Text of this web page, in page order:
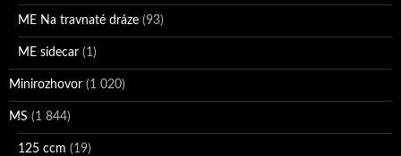
ME Na travnaté dráze (93)
ME sidecar (1)
Minirozhovor (1 020)
MS (1 844)
125 ccm (19)